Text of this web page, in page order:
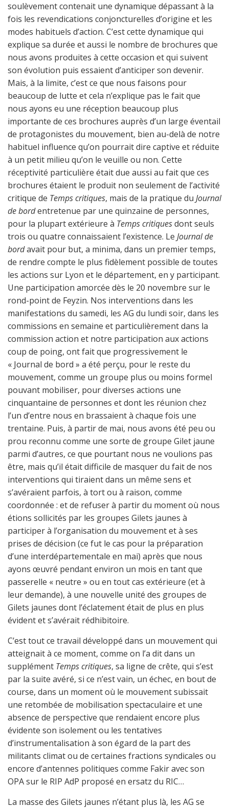
soulèvement contenait une dynamique dépassant à la
fois les revendications conjoncturelles d’origine et les
modes habituels d’action. C’est cette dynamique qui
explique sa durée et aussi le nombre de brochures que
nous avons produites à cette occasion et qui suivent
son évolution puis essaient d’anticiper son devenir.
Mais, à la limite, c’est ce que nous faisons pour
beaucoup de lutte et cela n’explique pas le fait que
nous ayons eu une réception beaucoup plus
importante de ces brochures auprès d’un large éventail
de protagonistes du mouvement, bien au-delà de notre
habituel influence qu’on pourrait dire captive et réduite
à un petit milieu qu’on le veuille ou non. Cette
réceptivité particulière était due aussi au fait que ces
brochures étaient le produit non seulement de l’activité
critique de Temps critiques, mais de la pratique du Journal
de bordentretenue par une quinzaine de personnes,
pour la plupart extérieure à Temps critiquesdont seuls
trois ou quatre connaissaient l’existence. Le Journal de
bordavait pour but, a minima, dans un premier temps,
de rendre compte le plus fidèlement possible de toutes
les actions sur Lyon et le département, en y participant.
Une participation amorcée dès le 20 novembre sur le
rond-point de Feyzin. Nos interventions dans les
manifestations du samedi, les AG du lundi soir, dans les
commissions en semaine et particulièrement dans la
commission action et notre participation aux actions
coup de poing, ont fait que progressivement le
« Journal de bord » a été perçu, pour le reste du
mouvement, comme un groupe plus ou moins formel
pouvant mobiliser, pour diverses actions une
cinquantaine de personnes et dont les réunion chez
l’un d’entre nous en brassaient à chaque fois une
trentaine. Puis, à partir de mai, nous avons été peu ou
prou reconnu comme une sorte de groupe Gilet jaune
parmi d’autres, ce que pourtant nous ne voulions pas
être, mais qu’il était difficile de masquer du fait de nos
interventions qui tiraient dans un même sens et
s’avéraient parfois, à tort ou à raison, comme
coordonnée : et de refuser à partir du moment où nous
étions sollicités par les groupes Gilets jaunes à
participer à l’organisation du mouvement et à ses
prises de décision (ce fut le cas pour la préparation
d’une interdépartementale en mai) après que nous
ayons œuvré pendant environ un mois en tant que
passerelle « neutre » ou en tout cas extérieure (et à
leur demande), à une nouvelle unité des groupes de
Gilets jaunes dont l’éclatement était de plus en plus
évident et s’avérait rédhibitoire.
C’est tout ce travail développé dans un mouvement qui
atteignait à ce moment, comme on l’a dit dans un
supplément Temps critiques, sa ligne de crête, qui s’est
par la suite avéré, si ce n’est vain, un échec, en bout de
course, dans un moment où le mouvement subissait
une retombée de mobilisation spectaculaire et une
absence de perspective que rendaient encore plus
évidente son isolement ou les tentatives
d’instrumentalisation à son égard de la part des
militants climat ou de certaines fractions syndicales ou
encore d’antennes politiques comme Fakir avec son
OPA sur le RIP AdP proposé en ersatz du RIC…
La masse des Gilets jaunes n’étant plus là, les AG se